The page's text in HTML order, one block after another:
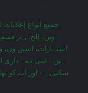
وين، إلخ. ,ہر
اشتہارات، اسپن
ہیں۔ اپنی ذمہ
سکتی ہے اور آپ کو